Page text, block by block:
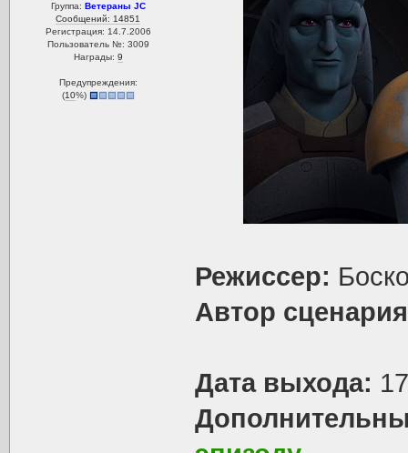
Группа: Ветераны JC
Сообщений: 14851
Регистрация: 14.7.2006
Пользователь №: 3009
Награды: 9
Предупреждения:
(10%)
Режиссер:
Автор
Дата выхода: